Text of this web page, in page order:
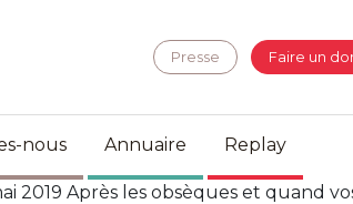
Presse Faire un
nous Annuaire Replay
2019 Après les obsèques et quand